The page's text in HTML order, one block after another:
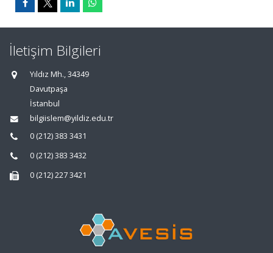
İletişim Bilgileri
Yıldız Mh., 34349
Davutpaşa
İstanbul
bilgiislem@yildiz.edu.tr
0 (212) 383 3431
0 (212) 383 3432
0 (212) 227 3421